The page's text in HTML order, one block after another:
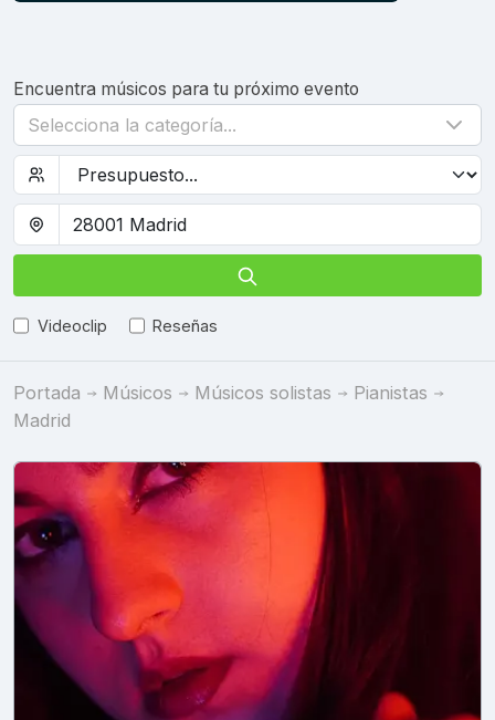
Encuentra músicos para tu próximo evento
Selecciona la categoría...
Videoclip Reseñas
Portada Músicos Músicos solistas
Pianistas
Madrid